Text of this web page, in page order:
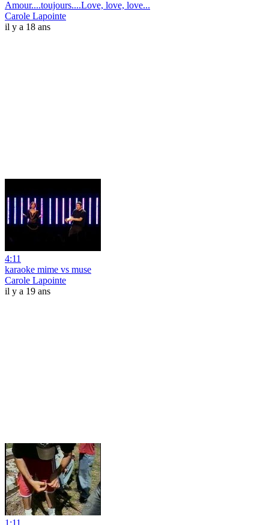
Amour....toujours....Love, love, love...
Carole Lapointe
il y a 18 ans
4:11
karaoke mime vs muse
Carole Lapointe
il y a 19 ans